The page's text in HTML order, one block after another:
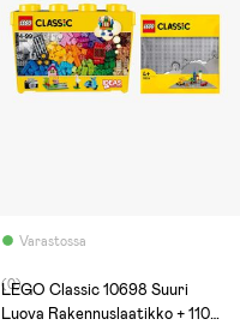
Varastossa
(0)
LEGO Classic 10698 Suuri
Luova Rakennuslaatikko + 11024